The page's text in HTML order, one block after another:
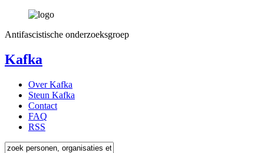
Antifascistische onderzoeksgroep
Kafka
Over Kafka
Steun Kafka
Contact
FAQ
RSS